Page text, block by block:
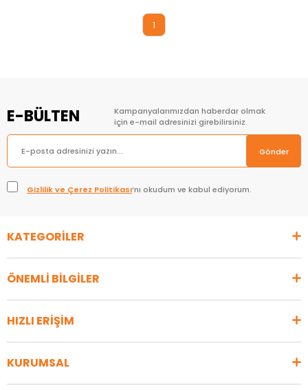
1
E-BÜLTEN
Kampanyalarımızdan haberdar olmak
için e-mail adresinizi girebilirsiniz.
Gönder
Gizlilik ve Çerez Politikası’nı okudum ve kabul ediyorum.
KATEGORİLER
ÖNEMLİ BİLGİLER
HIZLI ERİŞİM
KURUMSAL